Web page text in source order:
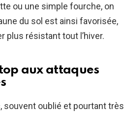
ou une simple fourche, on
du sol est ainsi favorisée,
plus résistant tout l’hiver.
aux attaques
souvent oublié et pourtant très